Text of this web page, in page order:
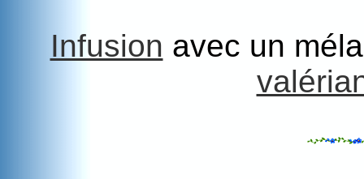
Infusion avec un